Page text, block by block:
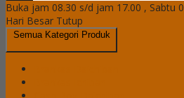
Buka jam 08.30 s/d jam 17.00 , Sabtu
Hari Besar Tutup
Semua Kategori Produk